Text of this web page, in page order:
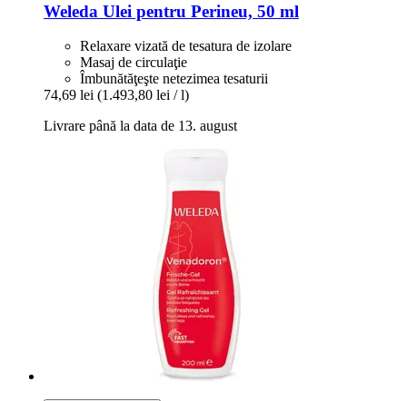
Weleda Ulei pentru Perineu, 50 ml
Relaxare vizată de tesatura de izolare
Masaj de circulaţie
Îmbunătăţeşte netezimea tesaturii
74,69 lei (1.493,80 lei / l)
Livrare până la data de 13. august